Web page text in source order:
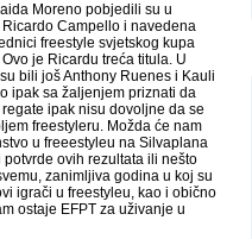
Moreno pobjedili su u
Ricardo Campello i navedena
freestyle svjetskog kupa
je Ricardu treća titula. U
bili još Anthony Ruenes i Kauli
ipak sa žaljenjem priznati da
ipak nisu dovoljne da se
freestyleru. Možda će nam
u freeestyleu na Silvaplana
ovih rezultata ili nešto
zanimljiva godina u koj su
igrači u freestyleu, kao i obično
ostaje EFPT za uživanje u